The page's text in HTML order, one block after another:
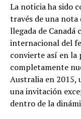
La noticia ha sido
través de una nota
llegada de Canadá
internacional del
convierte así en
completamente
Australia en 2015,
una invitación
dentro de la